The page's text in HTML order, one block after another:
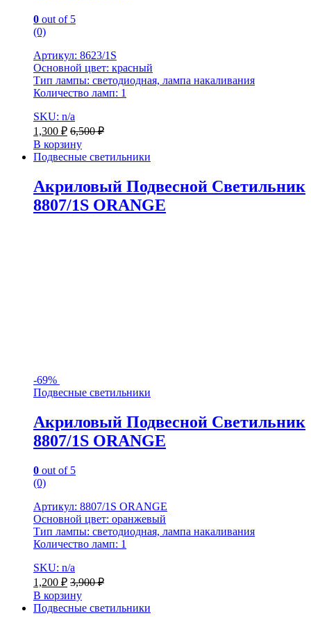
0 out of 5
(0)
Артикул: 8623/1S
Основной цвет: красный
Тип лампы: светодиодная, лампа накаливания
Количество ламп: 1
SKU: n/a
1,300 ₽ 6,500₽
В корзину
Подвесные светильники
Акриловый Подвесной Светильник
8807/1S ORANGE
-69%
Подвесные светильники
Акриловый Подвесной Светильник
8807/1S ORANGE
0 out of 5
(0)
Артикул: 8807/1S ORANGE
Основной цвет: оранжевый
Тип лампы: светодиодная, лампа накаливания
Количество ламп: 1
SKU: n/a
1,200 ₽ 3,900₽
В корзину
Подвесные светильники